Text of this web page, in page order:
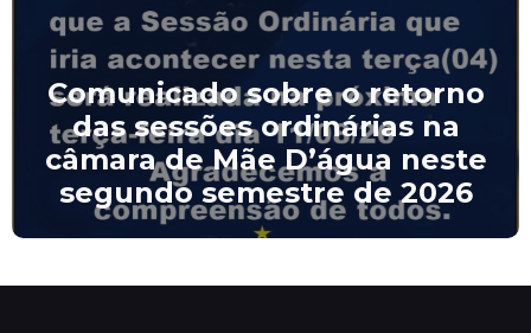
Comunicado sobre o retorno
das sessões ordinárias na
câmara de Mãe D’água neste
segundo semestre de 2026